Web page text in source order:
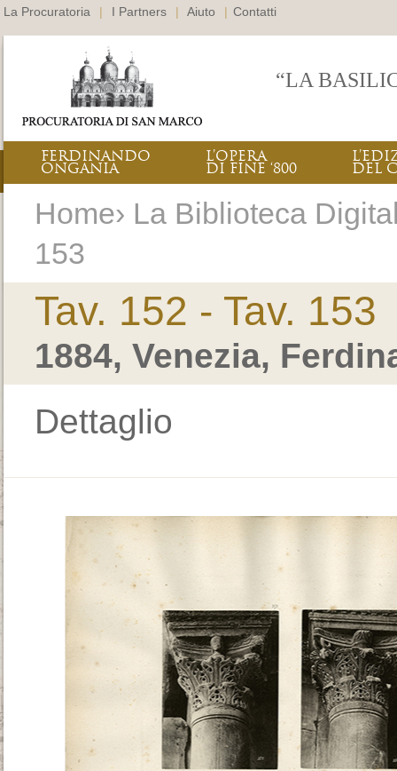
La Procuratoria | I Partners | Aiuto | Contatti
“LA
FERDINANDO
ONGANIA
L’OPERA
DI FINE ‘800 DEL
Home› La Biblioteca
153
Tav. 152 - Tav. 153
1884, Venezia,
Dettaglio